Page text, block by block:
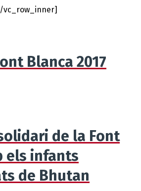
Blanca 2017
de la Font
els infants
de Bhutan